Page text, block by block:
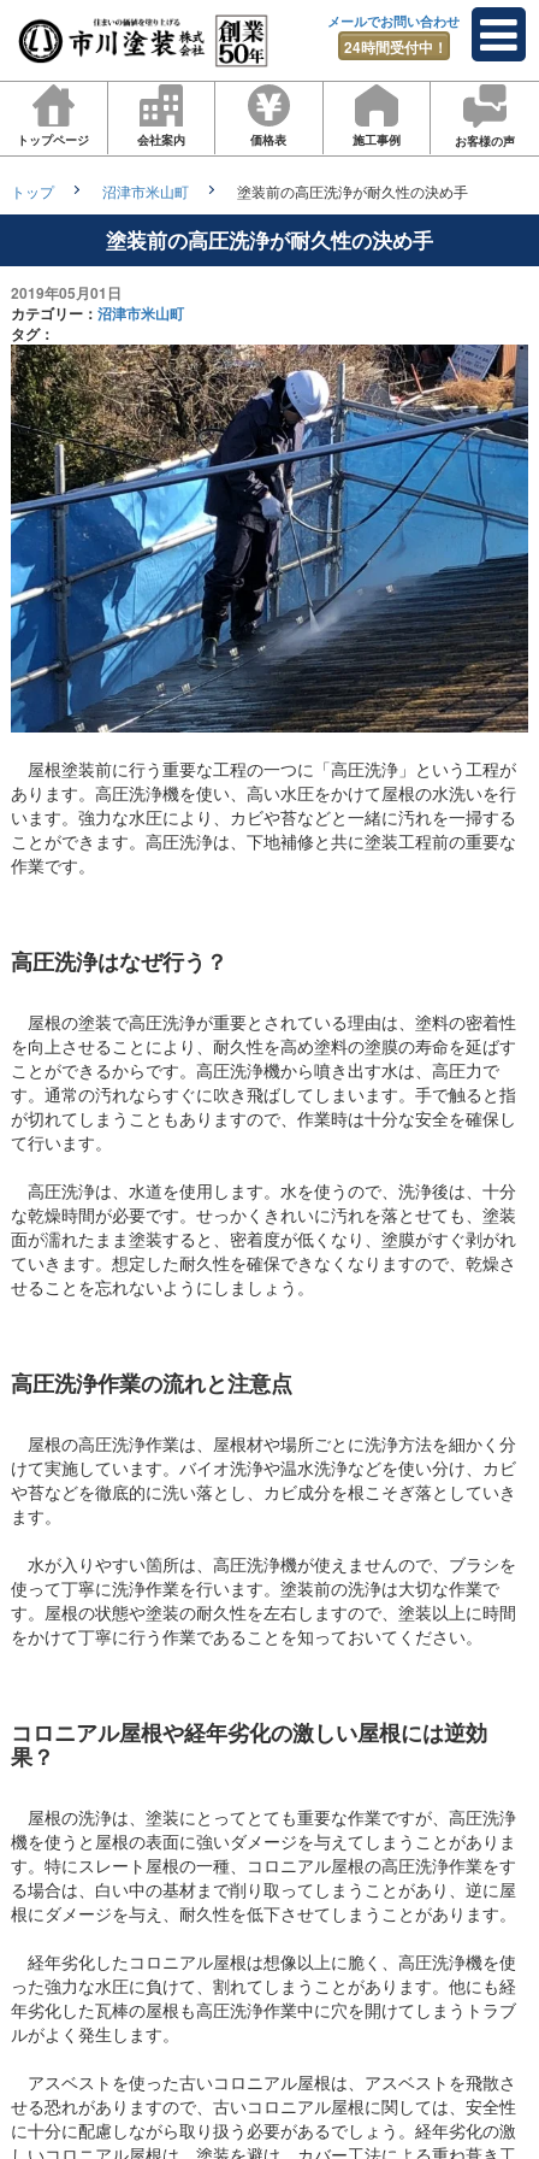
メールでお問い合わせ
24時間受付中！
トップページ 会社案内 価格表 施工事例 お客様の声
トップ 沼津市米山町 塗装前の高圧洗浄が耐久性の決め手
塗装前の高圧洗浄が耐久性の決め手
2019年05月01日
カテゴリー： 沼津市米山町
タグ：
屋根塗装前に行う重要な工程の一つに「高圧洗浄」という工程が
あります。高圧洗浄機を使い、高い水圧をかけて屋根の水洗いを行
います。強力な水圧により、カビや苔などと一緒に汚れを一掃する
ことができます。高圧洗浄は、下地補修と共に塗装工程前の重要な
作業です。
高圧洗浄はなぜ行う？
屋根の塗装で高圧洗浄が重要とされている理由は、塗料の密着性
を向上させることにより、耐久性を高め塗料の塗膜の寿命を延ばす
ことができるからです。高圧洗浄機から噴き出す水は、高圧力で
す。通常の汚れならすぐに吹き飛ばしてしまいます。手で触ると指
が切れてしまうこともありますので、作業時は十分な安全を確保し
て行います。
高圧洗浄は、水道を使用します。水を使うので、洗浄後は、十分
な乾燥時間が必要です。せっかくきれいに汚れを落とせても、塗装
面が濡れたまま塗装すると、密着度が低くなり、塗膜がすぐ剥がれ
ていきます。想定した耐久性を確保できなくなりますので、乾燥さ
せることを忘れないようにしましょう。
高圧洗浄作業の流れと注意点
屋根の高圧洗浄作業は、屋根材や場所ごとに洗浄方法を細かく分
けて実施しています。バイオ洗浄や温水洗浄などを使い分け、カビ
や苔などを徹底的に洗い落とし、カビ成分を根こそぎ落としていき
ます。
水が入りやすい箇所は、高圧洗浄機が使えませんので、ブラシを
使って丁寧に洗浄作業を行います。塗装前の洗浄は大切な作業で
す。屋根の状態や塗装の耐久性を左右しますので、塗装以上に時間
をかけて丁寧に行う作業であることを知っておいてください。
コロニアル屋根や経年劣化の激しい屋根には逆効
果？
屋根の洗浄は、塗装にとってとても重要な作業ですが、高圧洗浄
機を使うと屋根の表面に強いダメージを与えてしまうことがありま
す。特にスレート屋根の一種、コロニアル屋根の高圧洗浄作業をす
る場合は、白い中の基材まで削り取ってしまうことがあり、逆に屋
根にダメージを与え、耐久性を低下させてしまうことがあります。
経年劣化したコロニアル屋根は想像以上に脆く、高圧洗浄機を使
った強力な水圧に負けて、割れてしまうことがあります。他にも経
年劣化した瓦棒の屋根も高圧洗浄作業中に穴を開けてしまうトラブ
ルがよく発生します。
アスベストを使った古いコロニアル屋根は、アスベストを飛散さ
せる恐れがありますので、古いコロニアル屋根に関しては、安全性
に十分に配慮しながら取り扱う必要があるでしょう。経年劣化の激